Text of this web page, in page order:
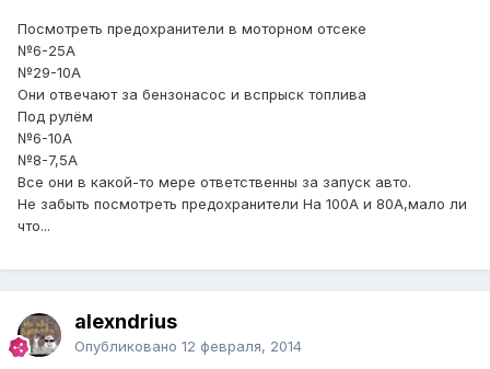
Посмотреть предохранители в моторном отсеке
№6-25А
№29-10А
Они отвечают за бензонасос и вспрыск топлива
Под рулём
№6-10А
№8-7,5А
Все они в какой-то мере ответственны за запуск авто.
Не забыть посмотреть предохранители На 100А и 80А,мало ли
что...
alexndrius
Опубликовано 12 февраля, 2014